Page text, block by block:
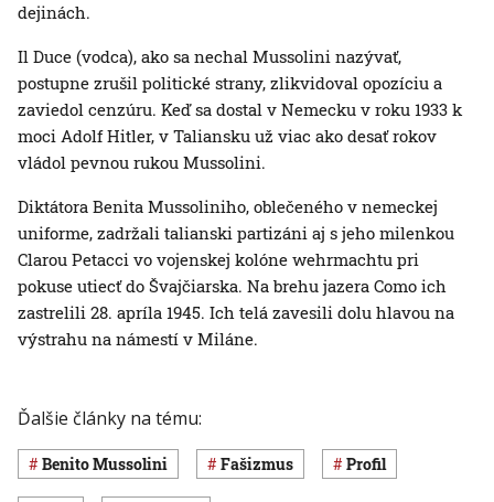
dejinách.
Il Duce (vodca), ako sa nechal Mussolini nazývať,
postupne zrušil politické strany, zlikvidoval opozíciu a
zaviedol cenzúru. Keď sa dostal v Nemecku v roku 1933 k
moci Adolf Hitler, v Taliansku už viac ako desať rokov
vládol pevnou rukou Mussolini.
Diktátora Benita Mussoliniho, oblečeného v nemeckej
uniforme, zadržali talianski partizáni aj s jeho milenkou
Clarou Petacci vo vojenskej kolóne wehrmachtu pri
pokuse utiecť do Švajčiarska. Na brehu jazera Como ich
zastrelili 28. apríla 1945. Ich telá zavesili dolu hlavou na
výstrahu na námestí v Miláne.
Ďalšie články na tému:
Benito Mussolini fašizmus profil